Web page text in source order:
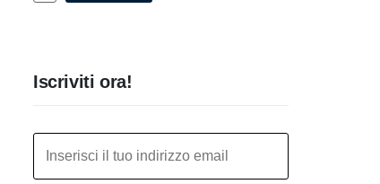
Iscriviti ora!